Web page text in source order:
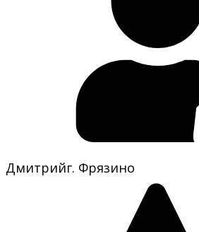
Дмитрийг. Фрязино